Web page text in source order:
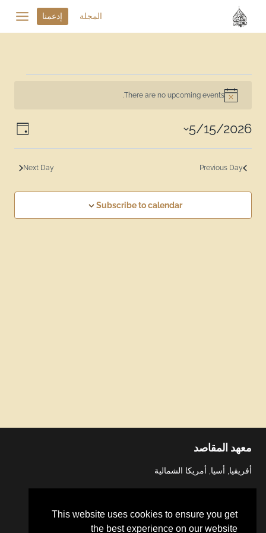
This website uses cookies to ensure you get
the best experience on our website
المجلة إدعمنا
Notice
There are no upcoming events.
Day 5/15/2026
Select
date.
Previous Day
Next Day
Subscribe to calendar
معهد المقاصد
أفريقيا, أسيا, أمريكا الشمالية